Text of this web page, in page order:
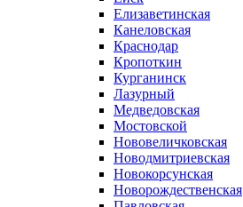
Елизаветинская
Канеловская
Краснодар
Кропоткин
Курганинск
Лазурный
Медведовская
Мостовской
Нововеличковская
Новодмитриевская
Новокорсунская
Новорождественская